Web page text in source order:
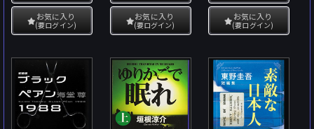
お気に入り
(要ログイン)
お気に入り
(要ログイン)
お気に入り
(要ログイン)